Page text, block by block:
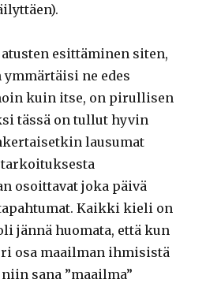
esittäminen siten,
ne edes
kuin itse, on pirullisen
tässä on tullut hyvin
lausumat
osoittavat joka päivä
Kaikki kieli on
jännä huomata, että kun
osa maailman ihmisistä
sana ”maailma”